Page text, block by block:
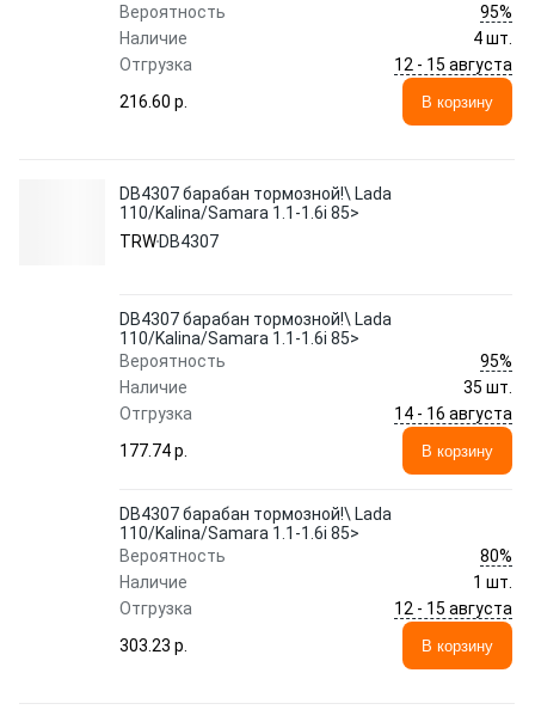
Вероятность
95%
Наличие
4 шт.
Отгрузка
12 - 15 августа
216.60 p.
В корзину
DB4307 барабан тормозной!\ Lada
110/Kalina/Samara 1.1-1.6i 85>
TRW DB4307
DB4307 барабан тормозной!\ Lada
110/Kalina/Samara 1.1-1.6i 85>
Вероятность
95%
Наличие
35 шт.
Отгрузка
14 - 16 августа
177.74 p.
В корзину
DB4307 барабан тормозной!\ Lada
110/Kalina/Samara 1.1-1.6i 85>
Вероятность
80%
Наличие
1 шт.
Отгрузка
12 - 15 августа
303.23 p.
В корзину